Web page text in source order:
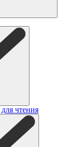
для чтения